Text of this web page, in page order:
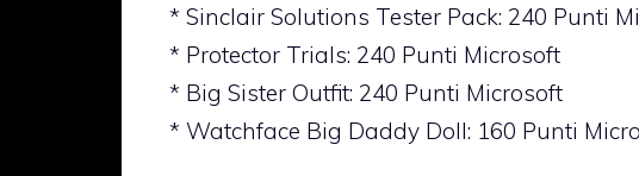
* Sinclair Solutions Tester Pack: 240 Punti
* Protector Trials: 240 Punti Microsoft
* Big Sister Outfit: 240 Punti Microsoft
* Watchface Big Daddy Doll: 160 Punti